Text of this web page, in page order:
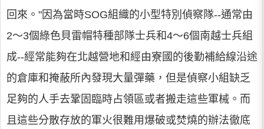
回來。"因為當時SOG組織的小型特別偵察隊--通常由
2～3個綠色貝雷帽特種部隊士兵和4～6個南越士兵組
成--經常能夠在北越營地和經由寮國的後勤補給線沿途
的倉庫和掩蔽所內發現大量彈藥，但是偵察小組缺乏
足夠的人手去鞏固臨時占領區或者搬走這些軍械。而
且這些分散存放的軍火很難用爆破或焚燒的辦法徹底